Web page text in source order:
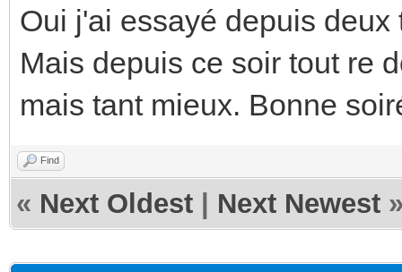
Oui j'ai essayé depuis
Mais depuis ce soir tout re
mais tant mieux. Bonne
Find
« Next Oldest Next Newest